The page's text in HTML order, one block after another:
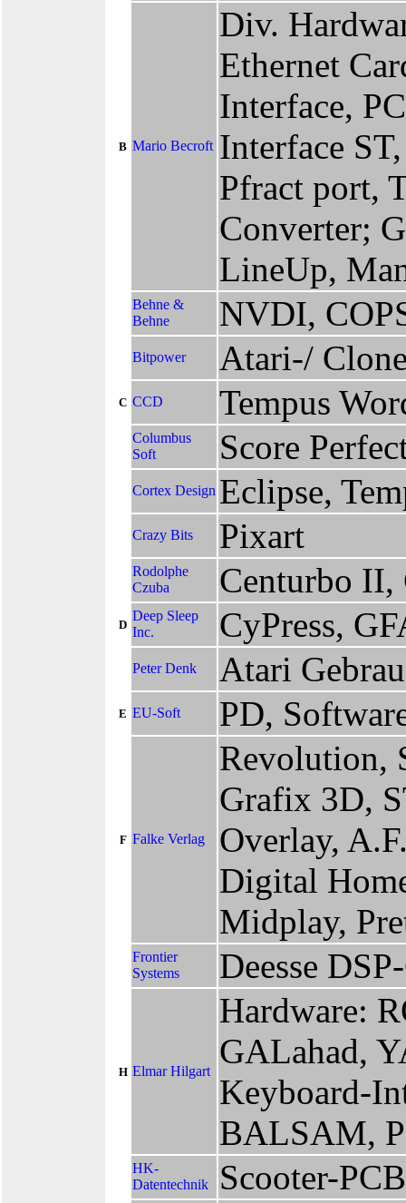
B Mario Becroft
Div.
Ethernet
Interface,
Interface
Pfract port,
Converter;
LineUp,
Behne &
Behne
NVDI,
Bitpower Atari-/
C CCD Tempus
Columbus
Soft
Score
Cortex Design Eclipse,
Crazy Bits Pixart
Rodolphe
Czuba
Centurbo II,
D
Deep Sleep
Inc.
CyPress,
Peter Denk Atari
E EU-Soft PD,
F Falke Verlag
Revolution,
Grafix 3D,
Overlay,
Digital
Midplay,
Frontier
Systems
Deesse
H Elmar Hilgart
Hardware:
GALahad,
Keyboard-
BALSAM,
HK-
Datentechnik
Scooter-